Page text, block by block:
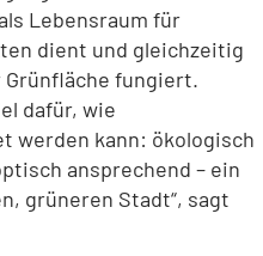
Lebensraum für
dient und gleichzeitig
fungiert.
dafür, wie
werden kann: ökologisch
ansprechend – ein
grüneren Stadt“, sagt